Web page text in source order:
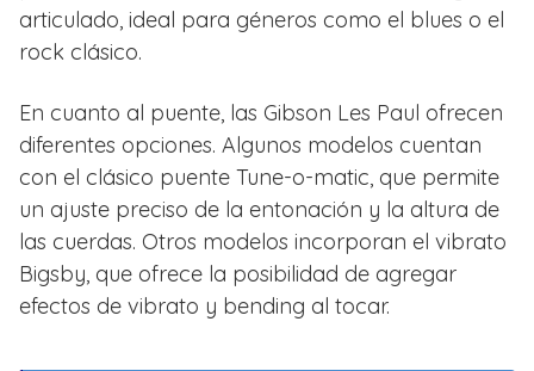
articulado, ideal para géneros como el blues o el
rock clásico.
En cuanto al puente, las Gibson Les Paul ofrecen
diferentes opciones. Algunos modelos cuentan
con el clásico puente Tune-o-matic, que permite
un ajuste preciso de la entonación y la altura de
las cuerdas. Otros modelos incorporan el vibrato
Bigsby, que ofrece la posibilidad de agregar
efectos de vibrato y bending al tocar.